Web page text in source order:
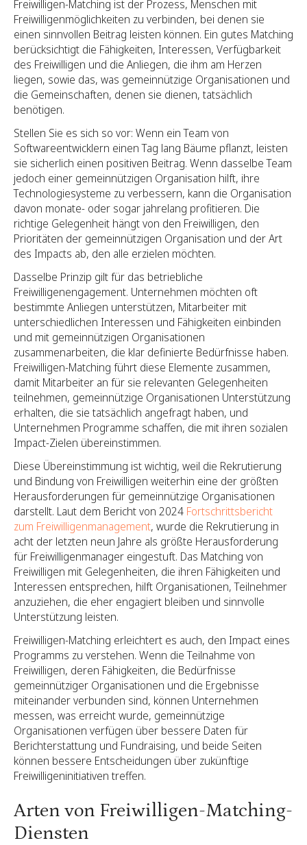
Freiwilligen-Matching ist der Prozess, Menschen mit
Freiwilligenmöglichkeiten zu verbinden, bei denen sie
einen sinnvollen Beitrag leisten können. Ein gutes Matching
berücksichtigt die Fähigkeiten, Interessen, Verfügbarkeit
des Freiwilligen und die Anliegen, die ihm am Herzen
liegen, sowie das, was gemeinnützige Organisationen und
die Gemeinschaften, denen sie dienen, tatsächlich
benötigen.
Stellen Sie es sich so vor: Wenn ein Team von
Softwareentwicklern einen Tag lang Bäume pflanzt, leisten
sie sicherlich einen positiven Beitrag. Wenn dasselbe Team
jedoch einer gemeinnützigen Organisation hilft, ihre
Technologiesysteme zu verbessern, kann die Organisation
davon monate- oder sogar jahrelang profitieren. Die
richtige Gelegenheit hängt von den Freiwilligen, den
Prioritäten der gemeinnützigen Organisation und der Art
des Impacts ab, den alle erzielen möchten.
Dasselbe Prinzip gilt für das betriebliche
Freiwilligenengagement. Unternehmen möchten oft
bestimmte Anliegen unterstützen, Mitarbeiter mit
unterschiedlichen Interessen und Fähigkeiten einbinden
und mit gemeinnützigen Organisationen
zusammenarbeiten, die klar definierte Bedürfnisse haben.
Freiwilligen-Matching führt diese Elemente zusammen,
damit Mitarbeiter an für sie relevanten Gelegenheiten
teilnehmen, gemeinnützige Organisationen Unterstützung
erhalten, die sie tatsächlich angefragt haben, und
Unternehmen Programme schaffen, die mit ihren sozialen
Impact-Zielen übereinstimmen.
Diese Übereinstimmung ist wichtig, weil die Rekrutierung
und Bindung von Freiwilligen weiterhin eine der größten
Herausforderungen für gemeinnützige Organisationen
darstellt. Laut dem Bericht von 2024 Fortschrittsbericht
zum Freiwilligenmanagement, wurde die Rekrutierung in
acht der letzten neun Jahre als größte Herausforderung
für Freiwilligenmanager eingestuft. Das Matching von
Freiwilligen mit Gelegenheiten, die ihren Fähigkeiten und
Interessen entsprechen, hilft Organisationen, Teilnehmer
anzuziehen, die eher engagiert bleiben und sinnvolle
Unterstützung leisten.
Freiwilligen-Matching erleichtert es auch, den Impact eines
Programms zu verstehen. Wenn die Teilnahme von
Freiwilligen, deren Fähigkeiten, die Bedürfnisse
gemeinnütziger Organisationen und die Ergebnisse
miteinander verbunden sind, können Unternehmen
messen, was erreicht wurde, gemeinnützige
Organisationen verfügen über bessere Daten für
Berichterstattung und Fundraising, und beide Seiten
können bessere Entscheidungen über zukünftige
Freiwilligeninitiativen treffen.
Arten von Freiwilligen-Matching-
Diensten